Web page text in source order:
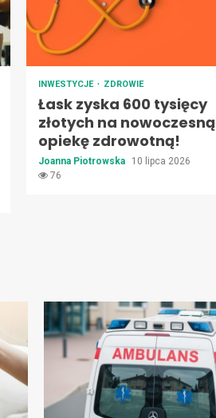
INWESTYCJE ZDROWIE
Łask zyska 600 tysięcy
złotych na nowoczesną
opiekę zdrowotną!
Joanna Piotrowska
10 lipca 2026
76